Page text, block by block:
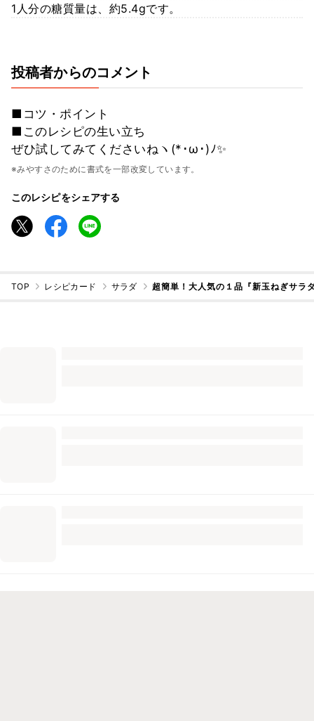
1人分の糖質量は、約5.4gです。
投稿者からのコメント
■コツ・ポイント
■このレシピの生い立ち
ぜひ試してみてくださいねヽ(*･ω･)ﾉ✨
※みやすさのために書式を一部改変しています。
このレシピをシェアする
TOP レシピカード サラダ 超簡単！大人気の１品『新玉ねぎサラ